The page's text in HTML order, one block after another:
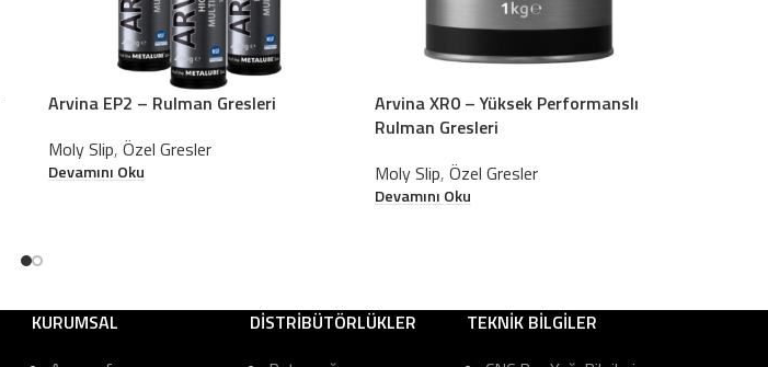
Arvina EP2 – Rulman Gresleri
Moly Slip, Özel Gresler
Devamını Oku
Arvina XR0 – Yüksek Performanslı
Rulman Gresleri
Moly Slip, Özel Gresler
Devamını Oku
KURUMSAL
DİSTRİBÜTÖRLÜKLER
TEKNİK BİLGİLER